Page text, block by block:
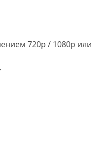
720p / 1080p или